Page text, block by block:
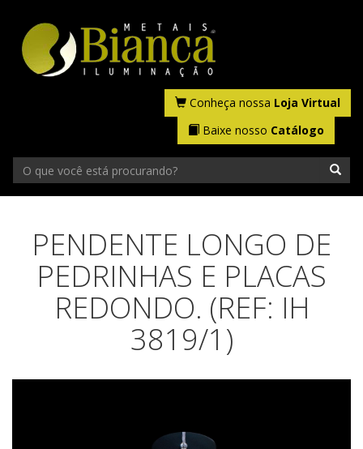
Conheça nossa Loja Virtual
Baixe nosso Catálogo
PENDENTE LONGO DE
PEDRINHAS E PLACAS
REDONDO. (REF: IH
3819/1)